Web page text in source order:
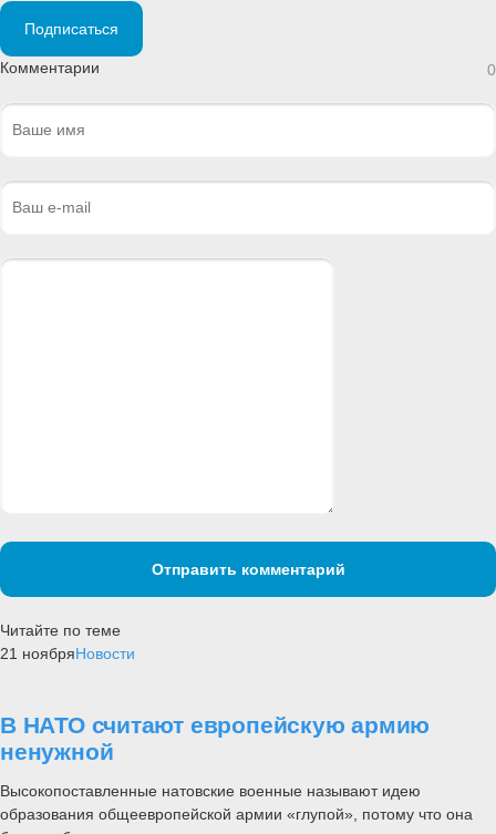
Подписаться
Комментарии 0
Отправить комментарий
Читайте по теме
21 ноябряНовости
В НАТО считают европейскую армию
ненужной
Высокопоставленные натовские военные называют идею
образования общеевропейской армии «глупой», потому что она